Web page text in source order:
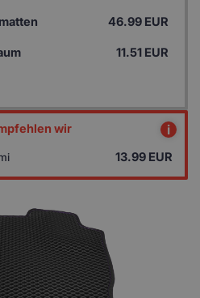
46.99 EUR
11.51 EUR
wir i
13.99 EUR